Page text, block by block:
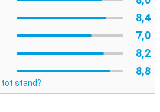
8,4
7,0
8,2
8,8
tot stand?